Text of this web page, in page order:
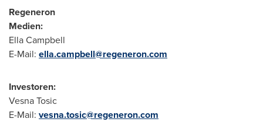
Regeneron
Medien:
Ella Campbell
E-Mail: ella.campbell@regeneron.com
Investoren:
Vesna Tosic
E-Mail: vesna.tosic@regeneron.com